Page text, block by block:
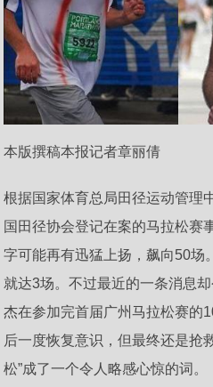
本版撰稿本报记者章丽倩
根据国家体育总局田径运动管理
国田径协会登记在案的马拉松赛
字可能再有迅猛上扬，飙向50场
就达3场。不过最近的一条消息
杰在参加完首届广州马拉松赛的
后一度恢复意识，但最终还是抢
松”成了一个令人略感心惊的词。